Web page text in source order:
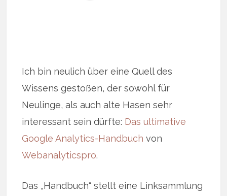
Ich bin neulich über eine Quell des
Wissens gestoßen, der sowohl für
Neulinge, als auch alte Hasen sehr
interessant sein dürfte: Das ultimative
Google Analytics-Handbuch von
Webanalyticspro.
Das „Handbuch“ stellt eine Linksammlung